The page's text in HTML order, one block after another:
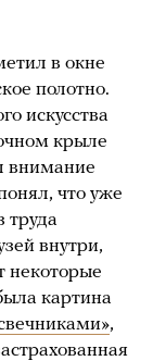
в окне
полотно.
искусства
крыле
внимание
что уже
труда
внутри,
некоторые
картина
,